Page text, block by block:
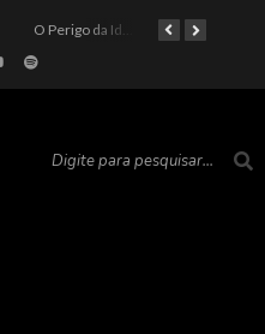
O Perigo da Ideologia Desenfreada na Justiça: Quando a Pauta Política Substitui a Pena Criminal